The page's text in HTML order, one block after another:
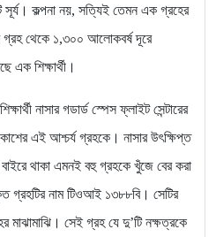
কল্পনা নয়, সত্যিই তেমন এক গ্রহের
গ্রহ থেকে ১,৩০০ আলোকবর্ষ দূরে
এক শিক্ষার্থী।
নাসার গডার্ড স্পেস ফ্লাইট সেন্টারের
এই আশ্চর্য গ্রহকে। নাসার উৎক্ষিপ্ত
থাকা এমনই বহু গ্রহকে খুঁজে বের করা
নাম টিওআই ১৩৮৮বি। সেটির
সেই গ্রহ যে দু’টি নক্ষত্রকে